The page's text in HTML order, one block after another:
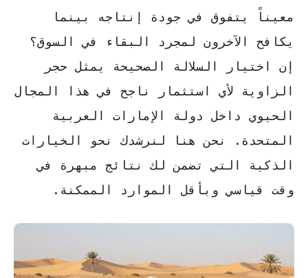
معيناً يتفوق في جودة إنتاجه بينما
يكافح الآخرون لمجرد البقاء في السوق؟
إن اختيار السلالة الصحيحة يمثل حجر
الزاوية لأي استثمار ناجح في هذا المجال
الحيوي داخل دولة الإمارات العربية
المتحدة. نحن هنا لنرشدك نحو الخيارات
الذكية التي تضمن لك نتائج مبهرة في
وقت قياسي وبأقل الموارد الممكنة.